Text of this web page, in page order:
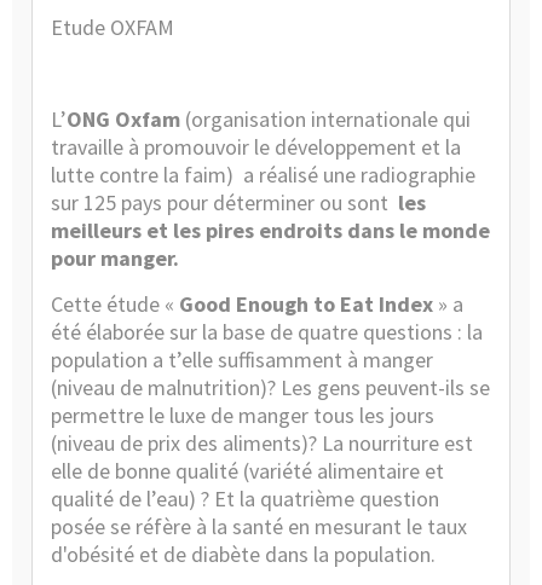
Etude OXFAM
L’ONG Oxfam (organisation internationale qui
travaille à promouvoir le développement et la
lutte contre la faim) a réalisé une radiographie
sur 125 pays pour déterminer ou sont les
meilleurs et les pires endroits dans le monde
pour manger.
Cette étude « Good Enough to Eat Index » a
été élaborée sur la base de quatre questions : la
population a t’elle suffisamment à manger
(niveau de malnutrition)? Les gens peuvent-ils se
permettre le luxe de manger tous les jours
(niveau de prix des aliments)? La nourriture est
elle de bonne qualité (variété alimentaire et
qualité de l’eau) ? Et la quatrième question
posée se réfère à la santé en mesurant le taux
d'obésité et de diabète dans la population.